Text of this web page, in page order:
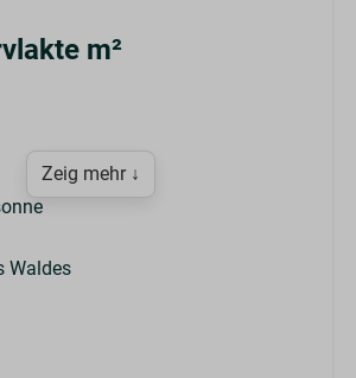
m²
Waldes
Zeig mehr ↓